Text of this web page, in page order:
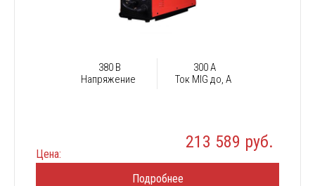
380 В
Напряжение
300 А
Ток MIG до, А
Цена:
213 589 руб.
Подробнее